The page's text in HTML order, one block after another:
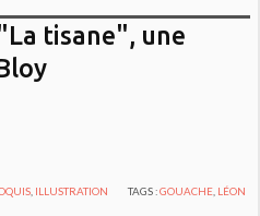
tisane", une
, ILLUSTRATION TAGS :GOUACHE LÉON